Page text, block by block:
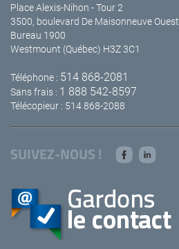
Place Alexis-Nihon - Tour 2
3500, boulevard De Maisonneuve Ouest
Bureau 1900
Westmount (Québec) H3Z 3C1
Téléphone : 514 868-2081
Sans frais : 1 888 542-8597
Télécopieur : 514 868-2088
SUIVEZ-NOUS !